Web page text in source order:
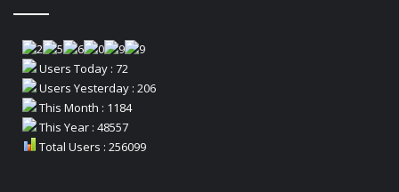
Users Today : 72
Users Yesterday : 206
This Month : 1184
This Year : 48557
Total Users : 256099